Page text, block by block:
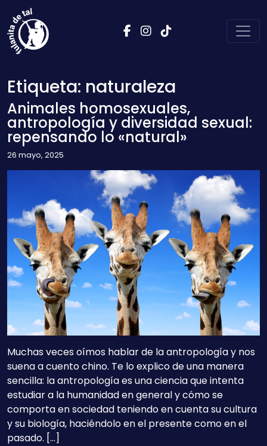
Saltar al contenido
Navegación principal
Etiqueta: naturaleza
Animales homosexuales,
antropología y diversidad sexual:
repensando lo «natural»
26 mayo, 2025
Muchas veces oímos hablar de la antropología y nos
suena a cuento chino. Te lo explico de una manera
sencilla: la antropología es una ciencia que intenta
estudiar a la humanidad en general y cómo se
comporta en sociedad teniendo en cuenta su cultura
y su biología, haciéndolo en el presente como en el
pasado. […]